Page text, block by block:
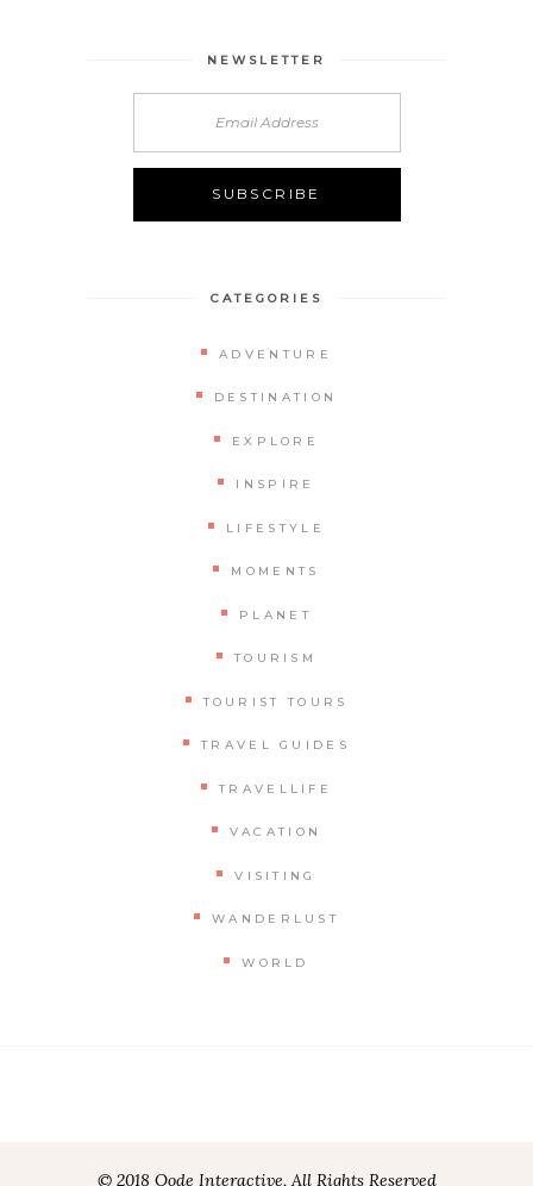
NEWSLETTER
CATEGORIES
ADVENTURE
DESTINATION
EXPLORE
INSPIRE
LIFESTYLE
MOMENTS
PLANET
TOURISM
TOURIST TOURS
TRAVEL GUIDES
TRAVELLIFE
VACATION
VISITING
WANDERLUST
WORLD
© 2018 Qode Interactive, All Rights Reserved